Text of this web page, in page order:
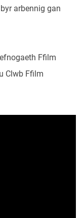
arbennig gan
Ffilm
Clwb Ffilm